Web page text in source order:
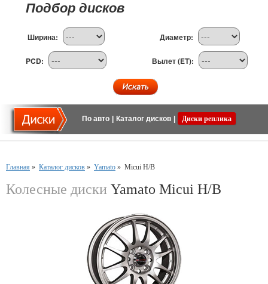
Подбор дисков
Ширина: Диаметр:
PCD: Вылет (ET):
По авто Каталог дисков Диски реплика
Главная » Каталог дисков » Yamato » Micui H/B
Колесные диски Yamato Micui H/B